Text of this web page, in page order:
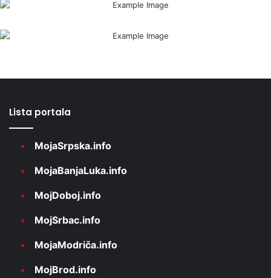
Lista portala
MojaSrpska.info
MojaBanjaLuka.info
MojDoboj.info
MojSrbac.info
MojaModriča.info
MojBrod.info